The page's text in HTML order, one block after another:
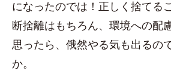
になったのでは！正しく捨てる
断捨離はもちろん、環境への配
思ったら、俄然やる気も出るの
か。